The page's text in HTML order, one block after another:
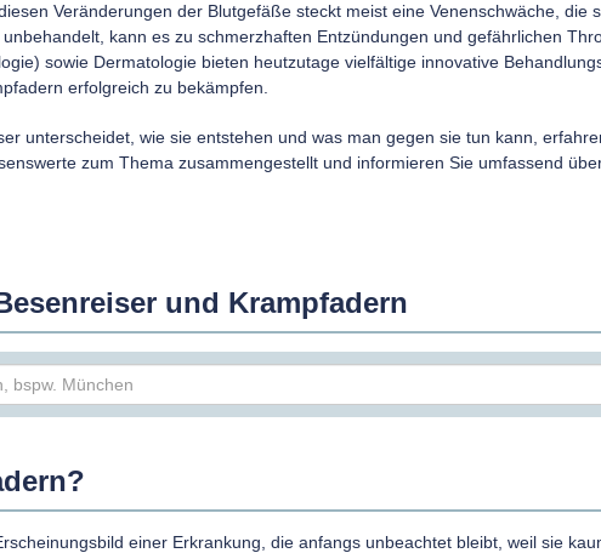
diesen Veränderungen der Blutgefäße steckt meist eine Venenschwäche, die
kann es zu schmerzhaften Entzündungen und gefährlichen
sowie Dermatologie bieten heutzutage vielfältige innovative
erfolgreich zu bekämpfen.
unterscheidet, wie sie entstehen und was man gegen sie tun kann,
zum Thema zusammengestellt und informieren Sie umfassend
und Krampfadern
einer Erkrankung, die anfangs unbeachtet bleibt, weil sie